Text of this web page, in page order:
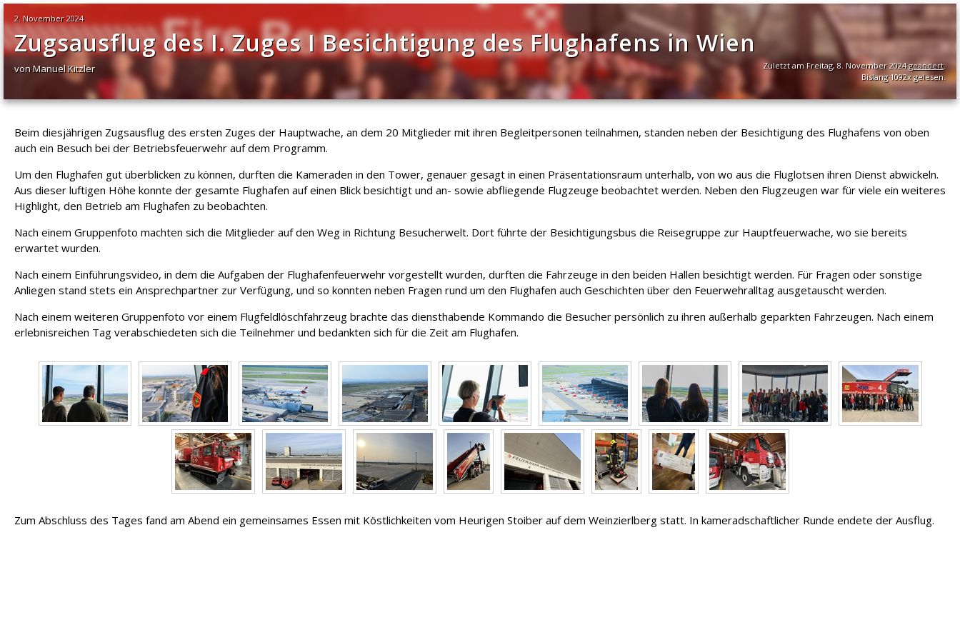
2. November 2024
Zugsausflug des I. Zuges I Besichtigung des Flughafens in Wien
von Manuel Kitzler Zuletzt am Freitag, 8. November 2024geändert.
Bislang 1092x gelesen.
Beim diesjährigen Zugsausflug des ersten Zuges der Hauptwache, an dem 20 Mitglieder mit ihren Begleitpersonen teilnahmen, standen neben der Besichtigung des Flughafens von oben
auch ein Besuch bei der Betriebsfeuerwehr auf dem Programm.
Um den Flughafen gut überblicken zu können, durften die Kameraden in den Tower, genauer gesagt in einen Präsentationsraum unterhalb, von wo aus die Fluglotsen ihren Dienst abwickeln.
Aus dieser luftigen Höhe konnte der gesamte Flughafen auf einen Blick besichtigt und an- sowie abfliegende Flugzeuge beobachtet werden. Neben den Flugzeugen war für viele ein weiteres
Highlight, den Betrieb am Flughafen zu beobachten.
Nach einem Gruppenfoto machten sich die Mitglieder auf den Weg in Richtung Besucherwelt. Dort führte der Besichtigungsbus die Reisegruppe zur Hauptfeuerwache, wo sie bereits
erwartet wurden.
Nach einem Einführungsvideo, in dem die Aufgaben der Flughafenfeuerwehr vorgestellt wurden, durften die Fahrzeuge in den beiden Hallen besichtigt werden. Für Fragen oder sonstige
Anliegen stand stets ein Ansprechpartner zur Verfügung, und so konnten neben Fragen rund um den Flughafen auch Geschichten über den Feuerwehralltag ausgetauscht werden.
Nach einem weiteren Gruppenfoto vor einem Flugfeldlöschfahrzeug brachte das diensthabende Kommando die Besucher persönlich zu ihren außerhalb geparkten Fahrzeugen. Nach einem
erlebnisreichen Tag verabschiedeten sich die Teilnehmer und bedankten sich für die Zeit am Flughafen.
Zum Abschluss des Tages fand am Abend ein gemeinsames Essen mit Köstlichkeiten vom Heurigen Stoiber auf dem Weinzierlberg statt. In kameradschaftlicher Runde endete der Ausflug.